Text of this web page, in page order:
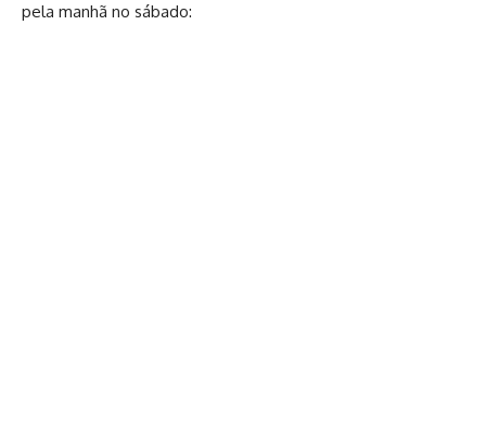
pela manhã no sábado: